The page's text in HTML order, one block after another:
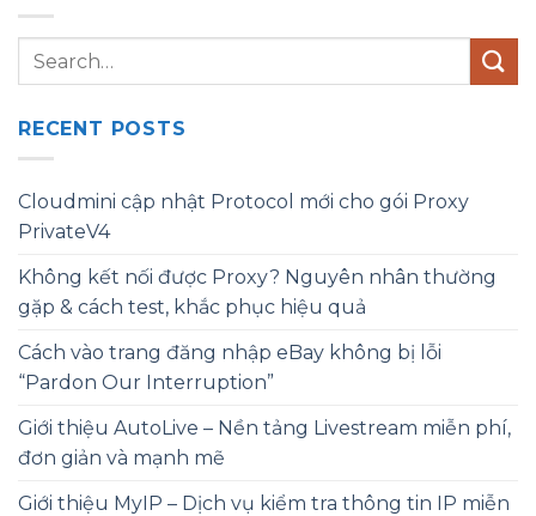
RECENT POSTS
Cloudmini cập nhật Protocol mới cho gói Proxy
PrivateV4
Không kết nối được Proxy? Nguyên nhân thường
gặp & cách test, khắc phục hiệu quả
Cách vào trang đăng nhập eBay không bị lỗi
“Pardon Our Interruption”
Giới thiệu AutoLive – Nền tảng Livestream miễn phí,
đơn giản và mạnh mẽ
Giới thiệu MyIP – Dịch vụ kiểm tra thông tin IP miễn